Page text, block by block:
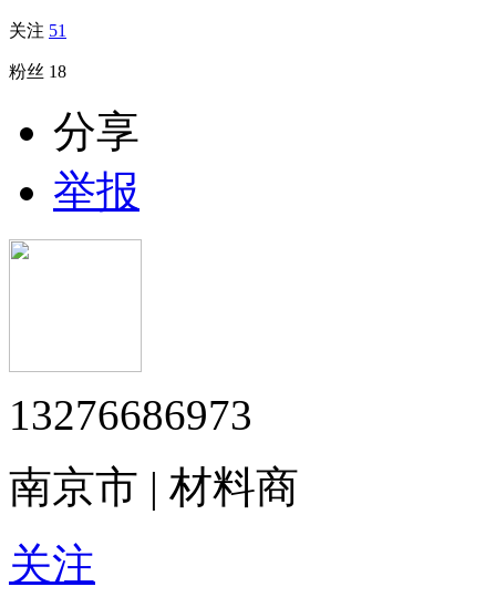
关注 51
粉丝 18
分享
举报
13276686973
南京市 | 材料商
关注